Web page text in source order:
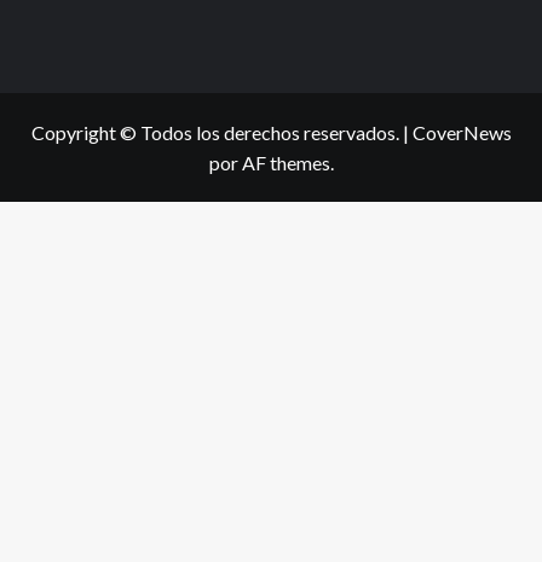
Copyright © Todos los derechos reservados. | CoverNews
por AF themes.